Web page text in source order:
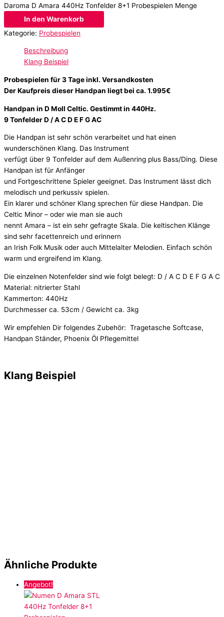
Daroma D Amara 440Hz Tonfelder 8+1 Probespielen Menge
In den Warenkorb
Kategorie: Probespielen
Beschreibung
Klang Beispiel
Probespielen für 3 Tage inkl. Versandkosten
Der Kaufpreis dieser Handpan liegt bei ca. 1.995€
Handpan in D Moll Celtic. Gestimmt in 440Hz.
9 Tonfelder D / A C D E F G AC
Die Handpan ist sehr schön verarbeitet und hat einen
wunderschönen Klang. Das Instrument
verfügt über 9 Tonfelder auf dem Außenring plus Bass/Ding. Diese
Handpan ist für Anfänger
und Fortgeschrittene Spieler geeignet. Das Instrument lässt dich
melodisch und perkussiv spielen.
Ein klarer und schöner Klang sprechen für diese Handpan. Die
Celtic Minor – oder wie man sie auch
nennt Amara – ist ein sehr gefragte Skala. Die keltischen Klänge
sind sehr facettenreich und erinnern
an Irish Folk Musik oder auch Mittelalter Melodien. Einfach schön
warm und ergreifend im Klang.
Die einzelnen Notenfelder sind wie folgt belegt: D / A C D E F G A C
Material: nitrierter Stahl
Kammerton: 440Hz
Durchmesser ca. 53cm / Gewicht ca. 3kg
Wir empfehlen Dir folgendes Zubehör: Tragetasche Softcase,
Handpan Ständer, Phoenix Öl Pflegemittel
Klang Beispiel
Ähnliche Produkte
Angebot!